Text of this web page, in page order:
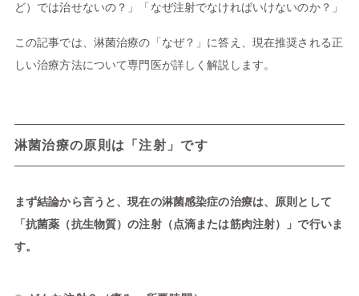
ど）では治せないの？」「なぜ注射でなければいけないのか？」
この記事では、淋菌治療の「なぜ？」に答え、現在推奨される正
しい治療方法について専門医が詳しく解説します。
淋菌治療の原則は「注射」です
まず結論から言うと、現在の淋菌感染症の治療は、原則として
「抗菌薬（抗生物質）の注射（点滴または筋肉注射）」で行いま
す。